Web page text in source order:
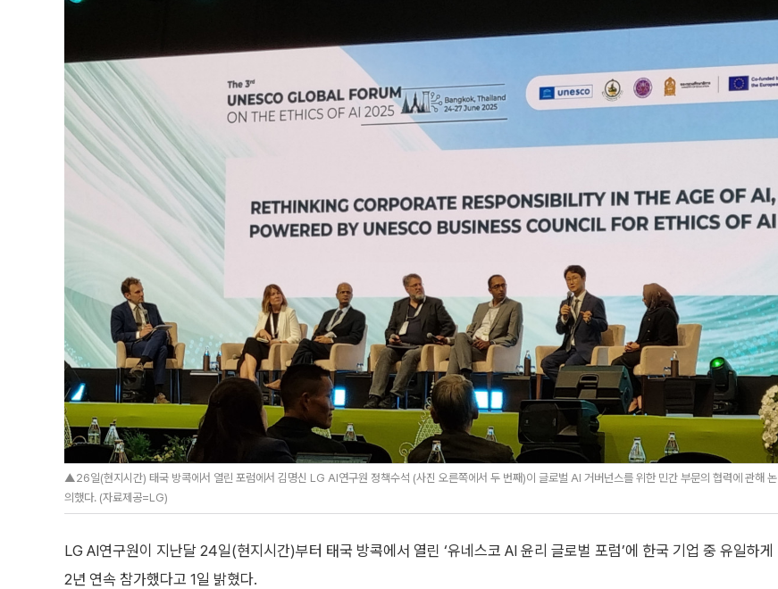
▲26일(현지시간) 태국 방콕에서 열린 포럼에서 김명신 LG AI연구원 정책수석 (사진 오른쪽에서 두 번째)이 글로벌 AI 거버넌스를 위한 민간 부문의 협력에 관해 논
의했다. (자료제공=LG)
LG AI연구원이 지난달 24일(현지시간)부터 태국 방콕에서 열린 ‘유네스코 AI 윤리 글로벌 포럼’에 한국 기업 중 유일하게
2년 연속 참가했다고 1일 밝혔다.